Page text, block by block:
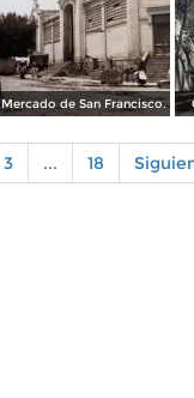
Mercado de San Francisco.
3 ... 18